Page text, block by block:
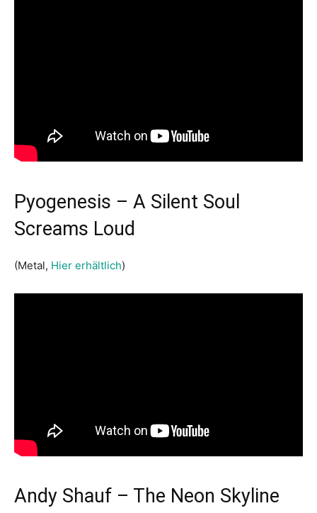
Pyogenesis – A Silent Soul
Screams Loud
(Metal, Hier erhältlich)
Andy Shauf – The Neon Skyline